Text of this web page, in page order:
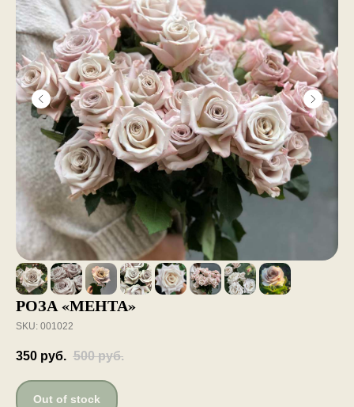
РОЗА «МЕНТА»
SKU: 001022
350 руб. 500 руб.
Out of stock